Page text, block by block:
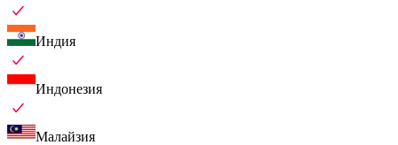
Индия
Индонезия
Малайзия